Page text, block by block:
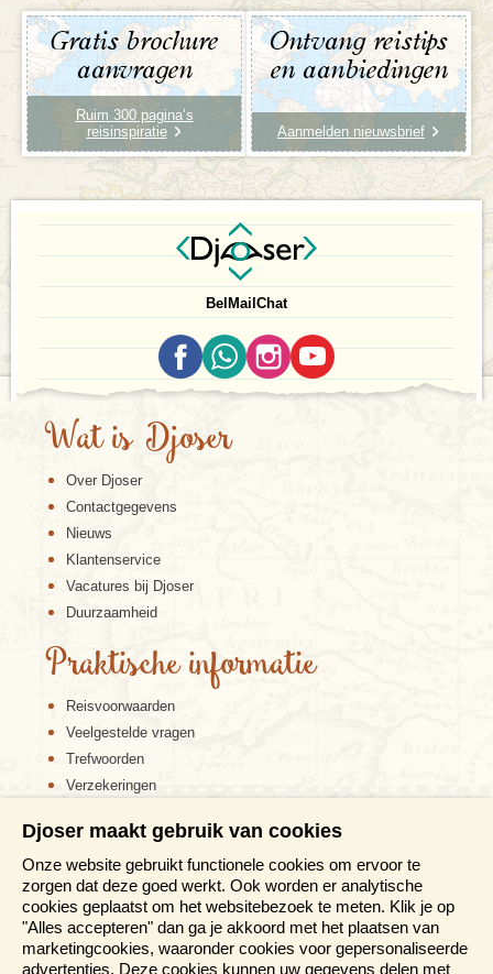
Gratis brochure
aanvragen
Ruim 300 pagina’s
reisinspiratie
Ontvang reistips
en aanbiedingen
Aanmelden nieuwsbrief
Bel Mail Chat
Wat is Djoser
Over Djoser
Contactgegevens
Nieuws
Klantenservice
Vacatures bij Djoser
Duurzaamheid
Praktische informatie
Reisvoorwaarden
Veelgestelde vragen
Trefwoorden
Verzekeringen
Disclaimer
Cookiebeleid
Privacy verklaring
Reis en boek met Djoser zekerheid
Djoser maakt gebruik van cookies
Onze website gebruikt functionele cookies om ervoor te
zorgen dat deze goed werkt. Ook worden er analytische
cookies geplaatst om het websitebezoek te meten. Klik je op
"Alles accepteren" dan ga je akkoord met het plaatsen van
marketingcookies, waaronder cookies voor gepersonaliseerde
advertenties. Deze cookies kunnen uw gegevens delen met